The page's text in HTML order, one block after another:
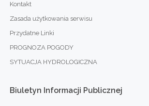
Kontakt
Zasada użytkowania serwisu
Przydatne Linki
PROGNOZA POGODY
SYTUACJA HYDROLOGICZNA
Biuletyn Informacji Publicznej